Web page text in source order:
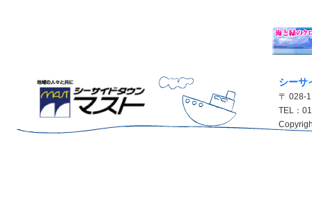
シー
〒 028-
TEL：